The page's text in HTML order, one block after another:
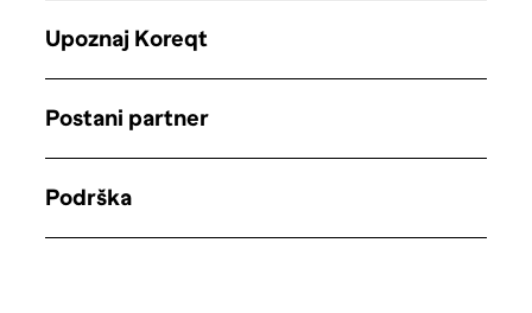
Upoznaj Koreqt
Postani partner
Podrška